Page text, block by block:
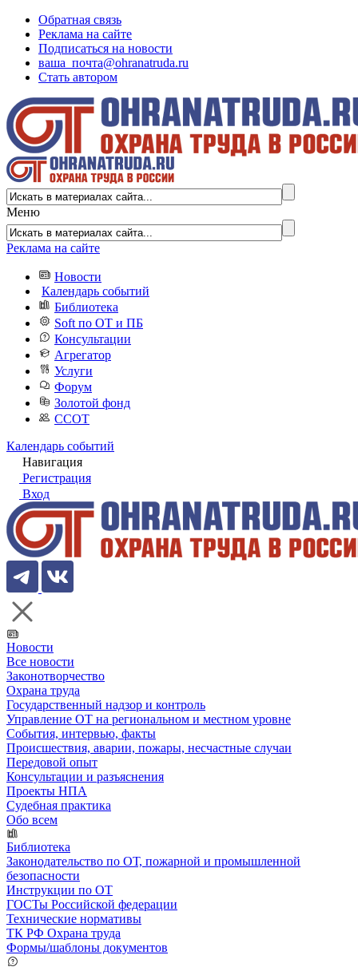
Обратная связь
Реклама на сайте
Подписаться на новости
ваша_почта@ohranatruda.ru
Стать автором
Меню
Реклама на сайте
Новости
Календарь событий
Библиотека
Soft по ОТ и ПБ
Консультации
Агрегатор
Услуги
Форум
Золотой фонд
ССОТ
Календарь событий
Навигация
Регистрация
Вход
Новости
Все новости
Законотворчество
Охрана труда
Государственный надзор и контроль
Управление ОТ на региональном и местном уровне
События, интервью, факты
Происшествия, аварии, пожары, несчастные случаи
Передовой опыт
Консультации и разъяснения
Проекты НПА
Судебная практика
Обо всем
Библиотека
Законодательство по ОТ, пожарной и промышленной
безопасности
Инструкции по ОТ
ГОСТы Российской федерации
Технические нормативы
ТК РФ Охрана труда
Формы/шаблоны документов